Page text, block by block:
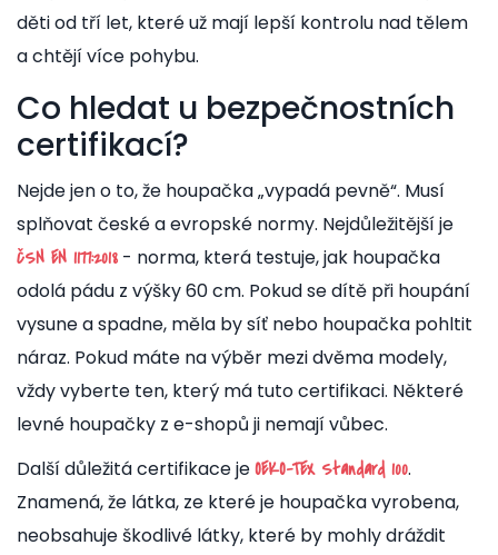
děti od tří let, které už mají lepší kontrolu nad tělem
a chtějí více pohybu.
Co hledat u bezpečnostních
certifikací?
Nejde jen o to, že houpačka „vypadá pevně“. Musí
splňovat české a evropské normy. Nejdůležitější je
ČSN EN 1177:2018 - norma, která testuje, jak houpačka
odolá pádu z výšky 60 cm. Pokud se dítě při houpání
vysune a spadne, měla by síť nebo houpačka pohltit
náraz. Pokud máte na výběr mezi dvěma modely,
vždy vyberte ten, který má tuto certifikaci. Některé
levné houpačky z e-shopů ji nemají vůbec.
Další důležitá certifikace jeOEKO-TEX Standard 100.
Znamená, že látka, ze které je houpačka vyrobena,
neobsahuje škodlivé látky, které by mohly dráždit